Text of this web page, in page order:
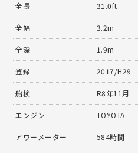
全長 31.0ft
全幅 3.2m
全深 1.9m
登録 2017/H29
船検 R8年11月
エンジン TOYOTA
アワーメーター 584時間